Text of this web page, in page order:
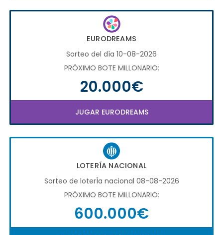
EURODREAMS
Sorteo del día 10-08-2026
PRÓXIMO BOTE MILLONARIO:
20.000€
JUGAR EURODREAMS
LOTERÍA NACIONAL
Sorteo de loterÍa nacional 08-08-2026
PRÓXIMO BOTE MILLONARIO:
600.000€